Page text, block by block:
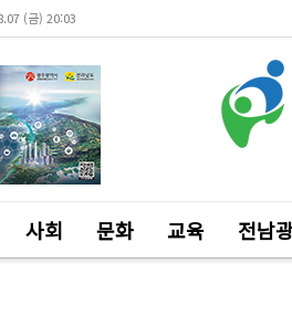
(금) 20:03
사회 문화 교육 전남